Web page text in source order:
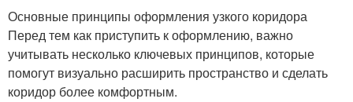
Основные принципы оформления узкого коридора
Перед тем как приступить к оформлению, важно
учитывать несколько ключевых принципов, которые
помогут визуально расширить пространство и сделать
коридор более комфортным.